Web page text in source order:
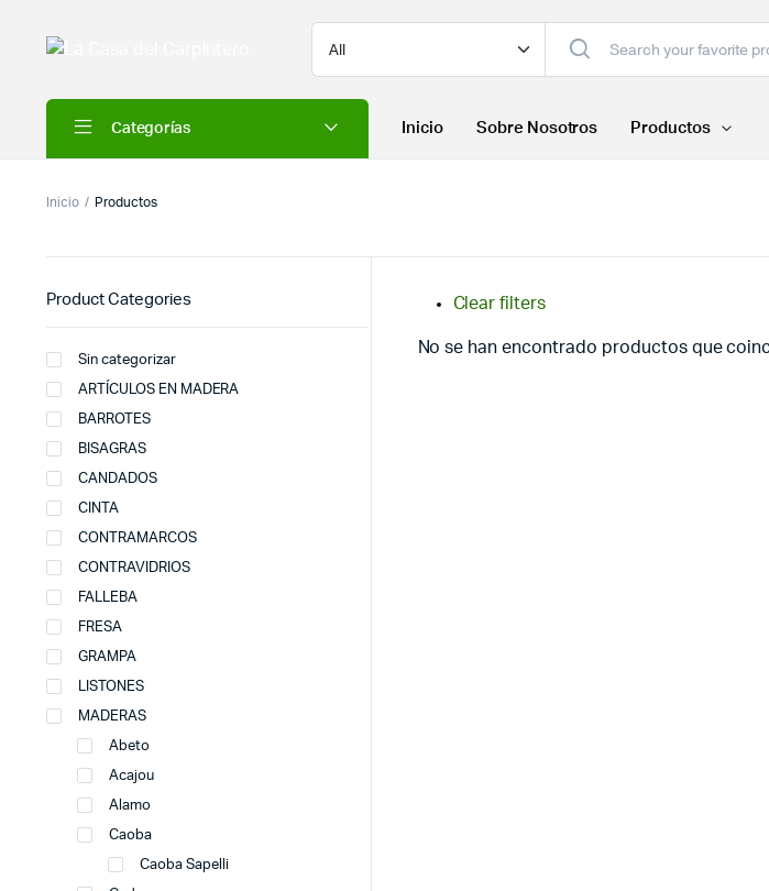
Categorías Inicio Sobre Nosotros Productos
Inicio Productos
Clear filters
No se han encontrado productos que
Product Categories
Sin categorizar
ARTÍCULOS EN MADERA
BARROTES
BISAGRAS
CANDADOS
CINTA
CONTRAMARCOS
CONTRAVIDRIOS
FALLEBA
FRESA
GRAMPA
LISTONES
MADERAS
Abeto
Acajou
Alamo
Caoba
Caoba Sapelli